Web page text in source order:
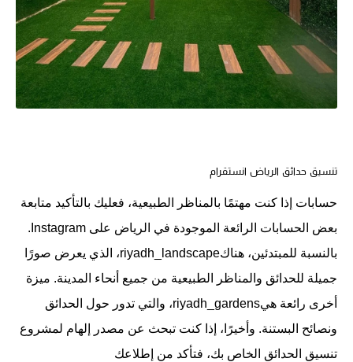
تنسيق حدائق الرياض انستقرام
حسابات إذا كنت مهتمًا بالمناظر الطبيعية، فعليك بالتأكيد متابعة
بعض الحسابات الرائعة الموجودة في الرياض على Instagram.
بالنسبة للمبتدئين، هناكriyadh_landscape، الذي يعرض صورًا
جميلة للحدائق والمناظر الطبيعية من جميع أنحاء المدينة. ميزة
أخرى رائعة هيriyadh_gardens، والتي تدور حول الحدائق
ونصائح البستنة. وأخيرًا، إذا كنت تبحث عن مصدر إلهام لمشروع
تنسيق الحدائق الخاص بك، فتأكد من إطلاعك